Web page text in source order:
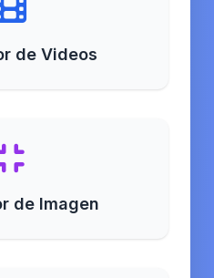
de Videos
de Imagen